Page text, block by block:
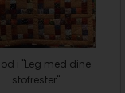
i "Leg med dine
stofrester"